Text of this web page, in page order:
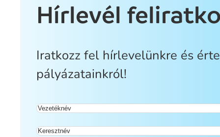
Hírlevél
Iratkozz fel hírlevelünkre és
pályázatainkról!